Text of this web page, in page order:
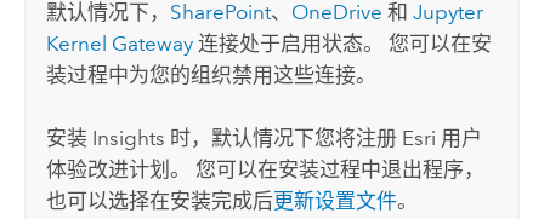
默认情况下， SharePoint、 OneDrive 和Jupyter
Kernel Gateway 连接处于启用状态。 您可以在安
装过程中为您的组织禁用这些连接。
安装 Insights 时，默认情况下您将注册 Esri 用户
体验改进计划。 您可以在安装过程中退出程序，
也可以选择在安装完成后更新设置文件。